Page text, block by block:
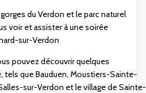
du Verdon et le parc naturel
voir et assister à une soirée
sur-Verdon
pouvez découvrir quelques
tels queBauduen, Moustiers-Sainte-
sur-Verdon et le village de Sainte-